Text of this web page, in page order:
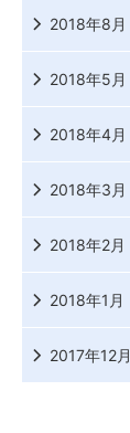
2018年8月
2018年5月
2018年4月
2018年3月
2018年2月
2018年1月
2017年12月